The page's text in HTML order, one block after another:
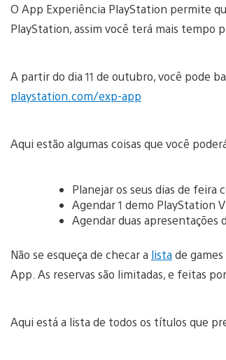
O App Experiência PlayStation permite
PlayStation, assim você terá mais tempo
A partir do dia 11 de outubro, você pode
playstation.com/exp-app
Aqui estão algumas coisas que você
Planejar os seus dias de feira
Agendar 1 demo PlayStation
Agendar duas apresentações
Não se esqueça de checar a listade
App. As reservas são limitadas, e feitas
Aqui está a lista de todos os títulos que